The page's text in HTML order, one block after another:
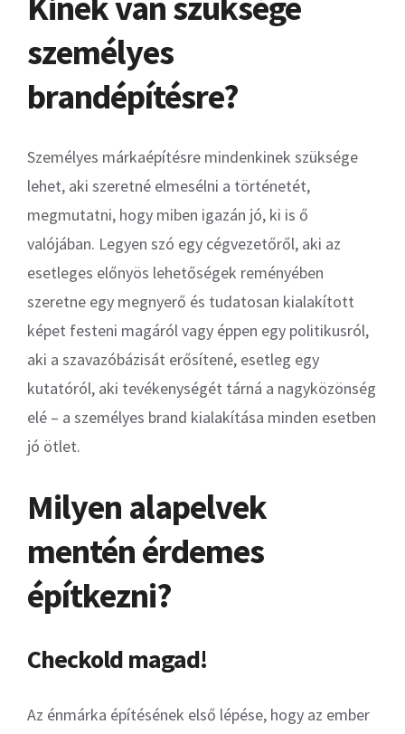
személyes
brandépítésre?
Személyes márkaépítésre mindenkinek szüksége
lehet, aki szeretné elmesélni a történetét,
megmutatni, hogy miben igazán jó, ki is ő
valójában. Legyen szó egy cégvezetőről, aki az
esetleges előnyös lehetőségek reményében
szeretne egy megnyerő és tudatosan kialakított
képet festeni magáról vagy éppen egy politikusról,
aki a szavazóbázisát erősítené, esetleg egy
kutatóról, aki tevékenységét tárná a nagyközönség
elé – a személyes brand kialakítása minden esetben
jó ötlet.
Milyen alapelvek
mentén érdemes
építkezni?
Checkold magad!
Az énmárka építésének első lépése, hogy az ember